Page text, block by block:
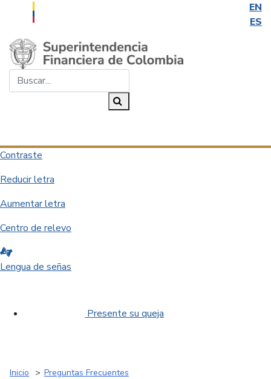
EN
ES
Saltar al contenido principal
Contraste
Reducir letra
Aumentar letra
Centro de relevo
Lengua de señas
Presente su queja
Inicio
Preguntas Frecuentes